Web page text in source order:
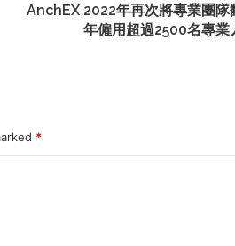
AnchEX 2022年再次將專業團隊
年僱用超過2500名專業
*